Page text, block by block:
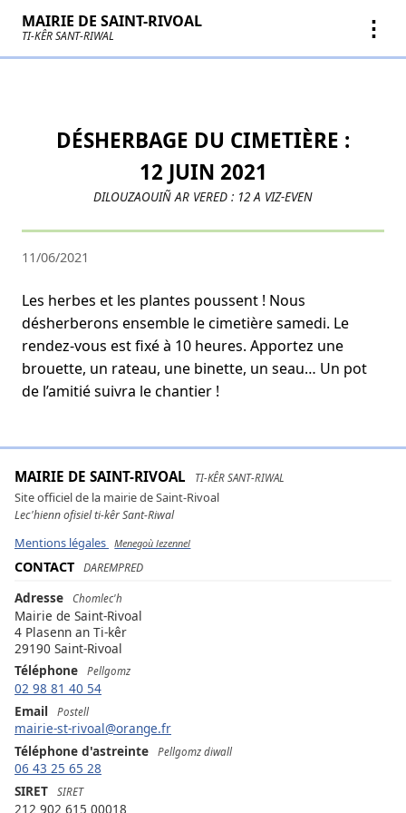
MAIRIE DE SAINT-RIVOAL
TI-KÊR SANT-RIWAL ⋮
DÉSHERBAGE DU CIMETIÈRE :
12 JUIN 2021
DILOUZAOUIÑ AR VERED : 12 A VIZ-EVEN
11/06/2021
Les herbes et les plantes poussent ! Nous
désherberons ensemble le cimetière samedi. Le
rendez-vous est fixé à 10 heures. Apportez une
brouette, un rateau, une binette, un seau… Un pot
de l’amitié suivra le chantier !
MAIRIE DE SAINT-RIVOAL TI-KÊR SANT-RIWAL
Site officiel de la mairie de Saint-Rivoal
Lec'hienn ofisiel ti-kêr Sant-Riwal
Mentions légales Menegoù lezennel
CONTACT DAREMPRED
Adresse Chomlec'h
Mairie de Saint-Rivoal
4 Plasenn an Ti-kêr
29190 Saint-Rivoal
Téléphone
Pellgomz
02 98 81 40 54
Email
Postell
mairie-st-rivoal@orange.fr
Téléphone d'astreinte
Pellgomz diwall
06 43 25 65 28
SIRET
SIRET
212 902 615 00018